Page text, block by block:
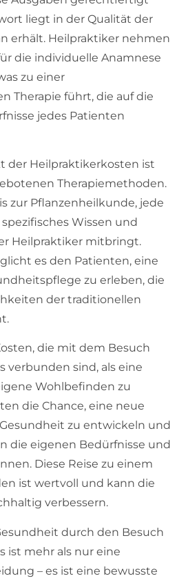
liegt in der Qualität der
erhält. Heilpraktiker nehmen
die individuelle Anamnese
zu einer
Therapie führt, die auf die
jedes Patienten
der Heilpraktikerkosten ist
Therapiemethoden.
zur Pflanzenheilkunde, jede
Wissen und
Heilpraktiker mitbringt.
es den Patienten, eine
zu erleben, die
der traditionellen
die mit dem Besuch
verbunden sind, als eine
Wohlbefinden zu
die Chance, eine neue
zu entwickeln und
die eigenen Bedürfnisse und
Diese Reise zu einem
ist wertvoll und kann die
verbessern.
durch den Besuch
ist mehr als nur eine
– es ist eine bewusste